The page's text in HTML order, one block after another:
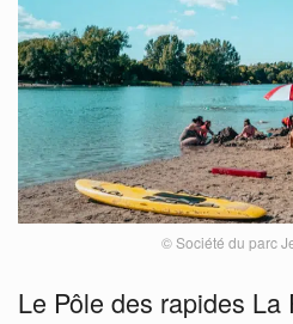
© Société du parc
Le Pôle des rapides La